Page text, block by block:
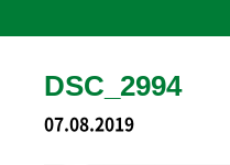
DSC_2994
07.08.2019